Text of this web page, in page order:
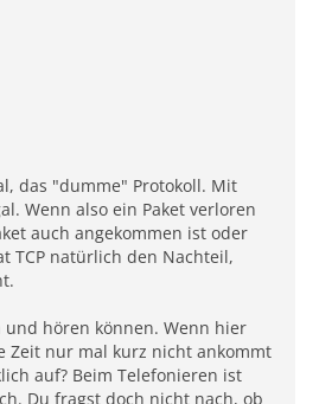
das "dumme" Protokoll. Mit
Wenn also ein Paket verloren
auch angekommen ist oder
TCP natürlich den Nachteil,
hören können. Wenn hier
Zeit nur mal kurz nicht ankommt
auf? Beim Telefonieren ist
Du fragst doch nicht nach, ob